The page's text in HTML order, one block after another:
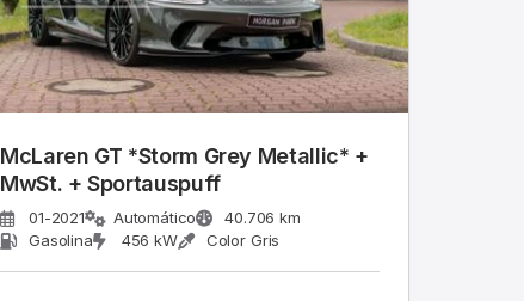
McLaren GT *Storm Grey Metallic* +
MwSt. + Sportauspuff
01-2021 Automático
40.706 km
Gasolina
456 kW Color Gris